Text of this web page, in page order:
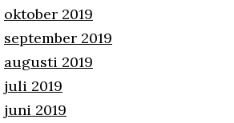
oktober 2019
september 2019
augusti 2019
juli 2019
juni 2019